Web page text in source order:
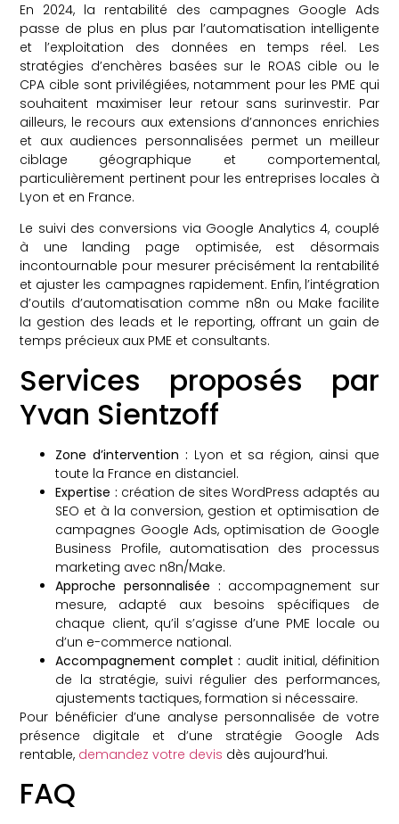
En 2024, la rentabilité des campagnes Google Ads
passe de plus en plus par l’automatisation intelligente
et l’exploitation des données en temps réel. Les
stratégies d’enchères basées sur le ROAS cible ou le
CPA cible sont privilégiées, notamment pour les PME qui
souhaitent maximiser leur retour sans surinvestir. Par
ailleurs, le recours aux extensions d’annonces enrichies
et aux audiences personnalisées permet un meilleur
ciblage géographique et comportemental,
particulièrement pertinent pour les entreprises locales à
Lyon et en France.
Le suivi des conversions via Google Analytics 4, couplé
à une landing page optimisée, est désormais
incontournable pour mesurer précisément la rentabilité
et ajuster les campagnes rapidement. Enfin, l’intégration
d’outils d’automatisation comme n8n ou Make facilite
la gestion des leads et le reporting, offrant un gain de
temps précieux aux PME et consultants.
Services proposés par
Yvan Sientzoff
Zone d’intervention : Lyon et sa région, ainsi que
toute la France en distanciel.
Expertise : création de sites WordPress adaptés au
SEO et à la conversion, gestion et optimisation de
campagnes Google Ads, optimisation de Google
Business Profile, automatisation des processus
marketing avec n8n/Make.
Approche personnalisée : accompagnement sur
mesure, adapté aux besoins spécifiques de
chaque client, qu’il s’agisse d’une PME locale ou
d’un e-commerce national.
Accompagnement complet : audit initial, définition
de la stratégie, suivi régulier des performances,
ajustements tactiques, formation si nécessaire.
Pour bénéficier d’une analyse personnalisée de votre
présence digitale et d’une stratégie Google Ads
rentable, demandez votre devis dès aujourd’hui.
FAQ